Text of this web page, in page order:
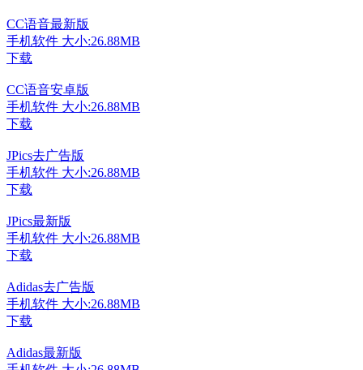
CC语音最新版
手机软件 大小:26.88MB
下载
CC语音安卓版
手机软件 大小:26.88MB
下载
JPics去广告版
手机软件 大小:26.88MB
下载
JPics最新版
手机软件 大小:26.88MB
下载
Adidas去广告版
手机软件 大小:26.88MB
下载
Adidas最新版